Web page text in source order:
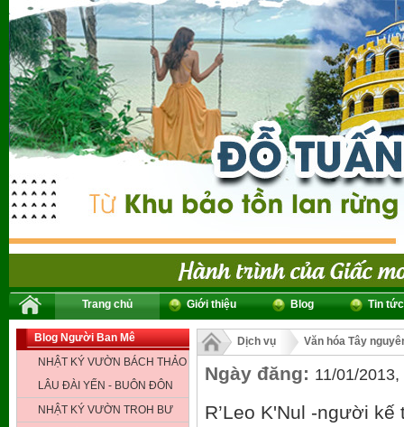
Trang chủ Giới thiệu Blog Tin tức
Blog Người Ban Mê
NHẬT KÝ VƯỜN BÁCH THẢO
LÂU ĐÀI YẾN - BUÔN ĐÔN
NHẬT KÝ VƯỜN TROH BƯ
Dịch vụ Văn hóa Tây
Ngày đăng: 11/01/
R’Leo K'Nul -người